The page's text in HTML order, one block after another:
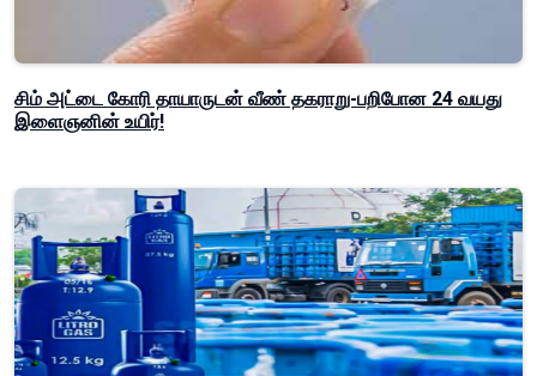
சிம் அட்டை கோரி தாயாருடன் வீண் தகராறு-பறிபோன 24 வயது
இளைஞனின் உயிர்!